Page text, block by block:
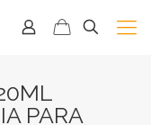
PARA